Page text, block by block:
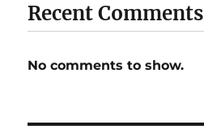
Recent Comments
No comments to show.